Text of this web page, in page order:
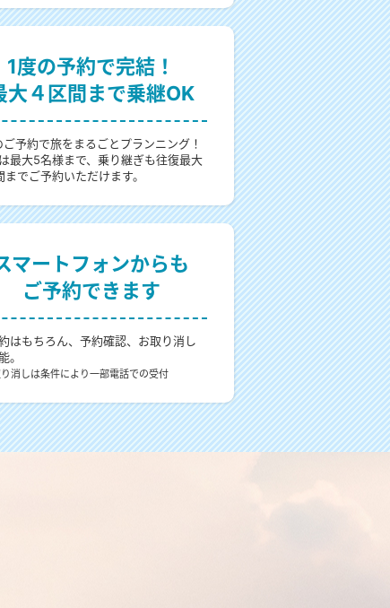
1度の予約で完結！
大４区間まで乗継OK
ご予約で旅をまるごとプランニング！
最大5名様まで、乗り継ぎも往復最大
までご予約いただけます。
マートフォンからも
ご予約できます
はもちろん、予約確認、お取り消し
。
消しは条件により一部電話での受付